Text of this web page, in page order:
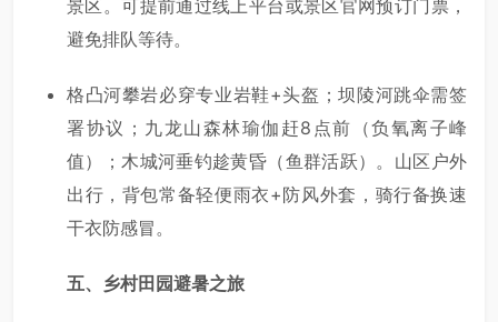
景区。可提前通过线上平台或景区官网预订门票，
避免排队等待。
格凸河攀岩必穿专业岩鞋+头盔；坝陵河跳伞需签
署协议；九龙山森林瑜伽赶8点前（负氧离子峰
值）；木城河垂钓趁黄昏（鱼群活跃）。山区户外
出行，背包常备轻便雨衣+防风外套，骑行备换速
干衣防感冒。
五、乡村田园避暑之旅